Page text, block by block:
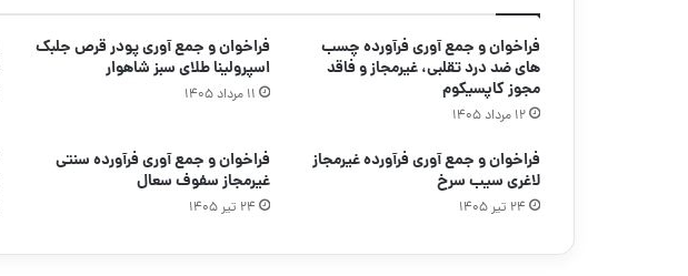
فراخوان و جمع آوری فرآورده چسب
های ضد درد تقلبی، غیرمجاز و فاقد
مجوز کاپسیکوم
۱۲ مرداد ۱۴۰۵
فراخوان و جمع آوری پودر قرص جلبک
اسپرولینا طلای سبز شاهوار
۱۱ مرداد ۱۴۰۵
فراخوان و جمع آوری فرآورده غیرمجاز
لاغری سیب سرخ
۲۴ تیر ۱۴۰۵
فراخوان و جمع آوری فرآورده سنتی
غیرمجاز سفوف سعال
۲۴ تیر ۱۴۰۵